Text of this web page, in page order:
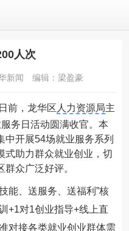
人次
新闻 编辑：梁盈豪
前，龙华区 人力资源局主
务日活动圆满收官。本
开展54场就业服务系列
式助力群众就业创业，切
众广泛好评。
能、送服务、送福利”核
+1对1创业指导+线上直
对接各类就业创业群体需